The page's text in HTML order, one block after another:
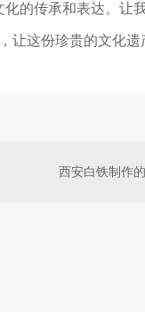
的传承和表达。让
这份珍贵的文化遗
西安白铁制作